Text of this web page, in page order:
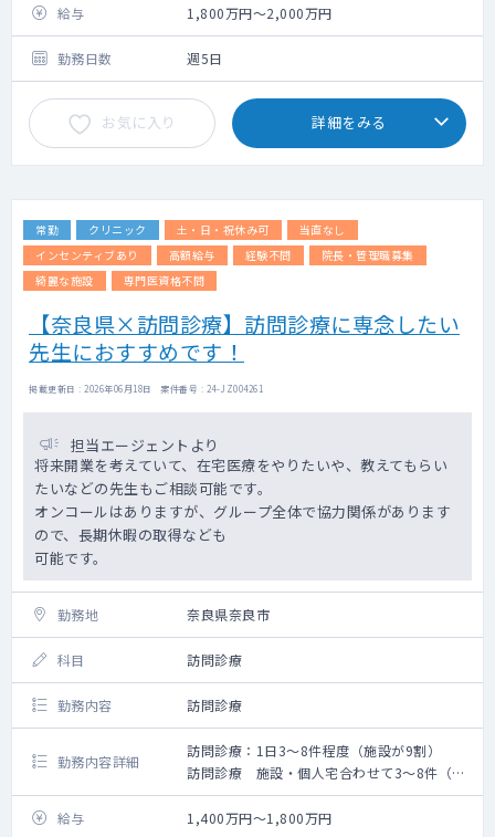
給与
1,800万円～2,000万円
勤務日数 週5日
お気に入り 詳細をみる
常勤 クリニック 土・日・祝休み可
当直なし
インセンティブあり
高額給与 経験不問
院長・管理職募集
綺麗な施設
専門医資格不問
【奈良県×訪問診療】訪問診療に専念したい
先生におすすめです！
掲載更新日 : 2026年06月18日 案件番号 : 24-JZ004261
担当エージェントより
将来開業を考えていて、在宅医療をやりたいや、教えてもらい
たいなどの先生もご相談可能です。
オンコールはありますが、グループ全体で協力関係があります
ので、長期休暇の取得なども
可能です。
勤務地 奈良県奈良市
科目 訪問診療
勤務内容 訪問診療
勤務内容詳細
訪問診療：1日3～8件程度（施設が9割）
訪問診療 施設・個人宅合わせて3～8件（施
設が多めですが、対応数によって変動しま
す。）
給与 1,400万円～1,800万円